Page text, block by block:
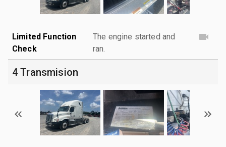
Limited Function
Check
The engine started and
ran.
4 Transmision